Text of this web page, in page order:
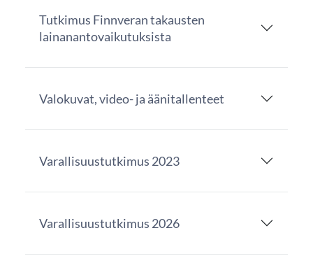
Tutkimus Finnveran takausten
lainanantovaikutuksista
Valokuvat, video- ja äänitallenteet
Varallisuustutkimus 2023
Varallisuustutkimus 2026